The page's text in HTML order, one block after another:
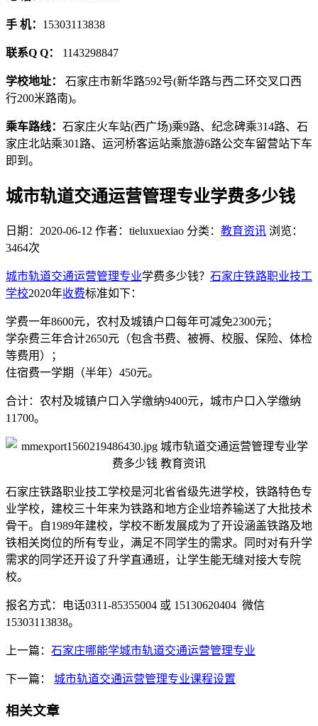
手 机： 15303113838
联系Q Q： 1143298847
学校地址： 石家庄市新华路592号(新华路与西二环交叉口西
行200米路南)。
乘车路线： 石家庄火车站(西广场)乘9路、纪念碑乘314路、石
家庄北站乘301路、运河桥客运站乘旅游6路公交车留营站下车
即到。
城市轨道交通运营管理专业学费多少钱
日期：2020-06-12 作者：tieluxuexiao 分类： 教育资讯 浏览：
3464次
城市轨道交通运营管理专业学费多少钱？ 石家庄铁路职业技工
学校2020年收费标准如下：
学费一年8600元，农村及城镇户口每年可减免2300元；
学杂费三年合计2650元（包含书费、被褥、校服、保险、体检
等费用）；
住宿费一学期（半年）450元。
合计：农村及城镇户口入学缴纳9400元，城市户口入学缴纳
11700。
石家庄铁路职业技工学校是河北省省级先进学校，铁路特色专
业学校，建校三十年来为铁路和地方企业培养输送了大批技术
骨干。自1989年建校，学校不断发展成为了开设涵盖铁路及地
铁相关岗位的所有专业，满足不同学生的需求。同时对有升学
需求的同学还开设了升学直通班，让学生能无缝对接大专院
校。
报名方式：电话0311-85355004 或 15130620404 微信
15303113838。
上一篇： 石家庄哪能学城市轨道交通运营管理专业
下一篇： 城市轨道交通运营管理专业课程设置
相关文章